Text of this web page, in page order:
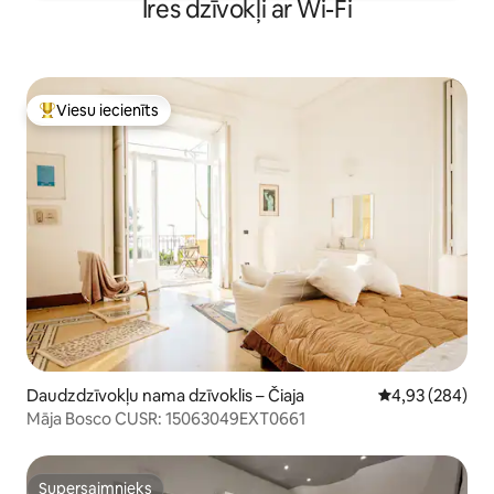
Īres dzīvokļi ar Wi-Fi
Populārs viesu iecienīts mājoklis
Viesu iecienīts
Daudzdzīvokļu nama dzīvoklis – Čiaja Vidējais
4,93 (284)
Māja Bosco CUSR: 15063049EXT0661
Supersaimnieks